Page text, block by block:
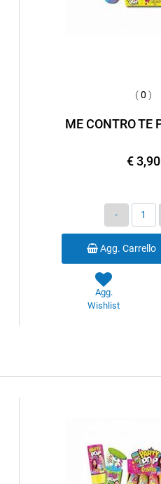
(0 )
ME CONTRO TE
€ 3,90
Agg. Carrello
Agg.
Wishlist